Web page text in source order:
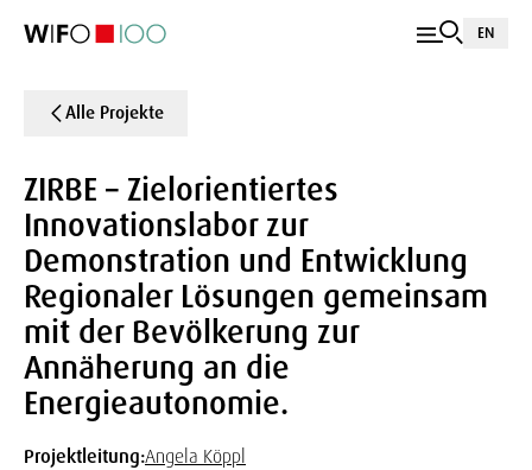
EN
Alle Projekte
ZIRBE – Zielorientiertes
Innovationslabor zur
Demonstration und Entwicklung
Regionaler Lösungen gemeinsam
mit der Bevölkerung zur
Annäherung an die
Energieautonomie.
Projektleitung:Angela Köppl